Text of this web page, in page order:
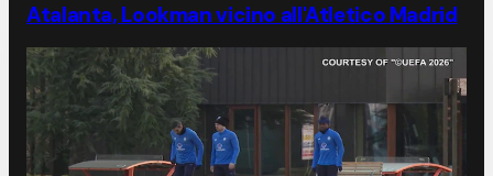
Atalanta, Lookman vicino all'Atletico Madrid